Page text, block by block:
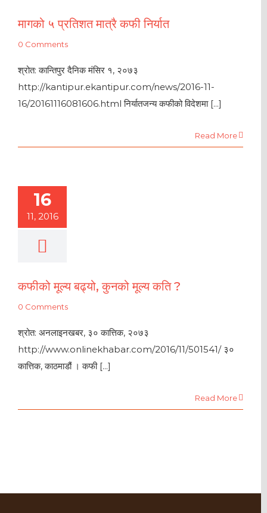
मागको ५ प्रतिशत मात्रै कफी निर्यात
0 Comments
श्रोत: कान्तिपुर दैनिक मंसिर १, २०७३
http://kantipur.ekantipur.com/news/2016-11-
16/20161116081606.html निर्यातजन्य कफीको विदेशमा [...]
Read More
16
11, 2016
कफीको मूल्य बढ्यो, कुनको मूल्य कति ?
0 Comments
श्रोत: अनलाइनखबर, ३० कात्तिक, २०७३
http://www.onlinekhabar.com/2016/11/501541/ ३०
कात्तिक, काठमाडौं । कफी [...]
Read More